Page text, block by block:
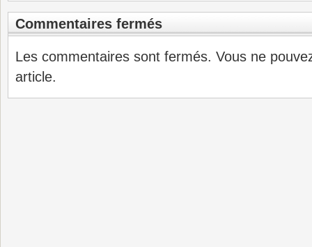
Commentaires fermés
Les commentaires sont fermés. Vous ne
article.